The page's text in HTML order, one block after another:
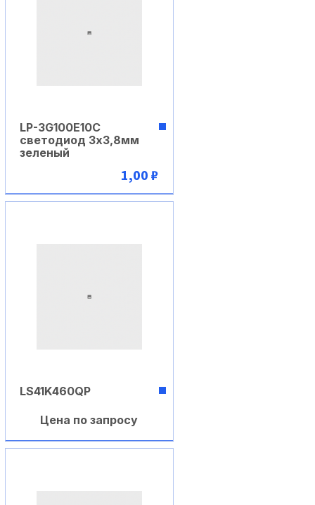
В корзину
LP-3G100E10C
светодиод 3х3,8мм
зеленый
1,00 ₽
В корзину
LS41K460QP
Цена по запросу